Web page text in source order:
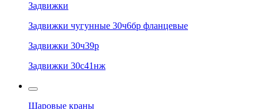
Задвижки
Задвижки чугунные 30ч6бр фланцевые
Задвижки 30ч39р
Задвижки 30с41нж
Шаровые краны